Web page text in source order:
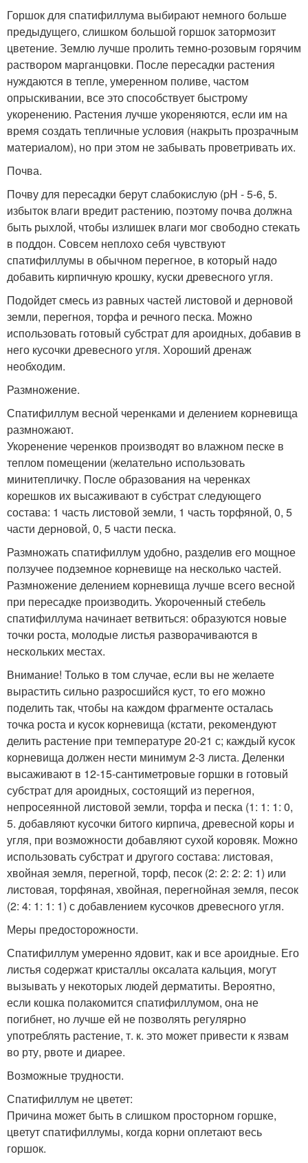
Горшок для спатифиллума выбирают немного больше
предыдущего, слишком большой горшок затормозит
цветение. Землю лучше пролить темно-розовым горячим
раствором марганцовки. После пересадки растения
нуждаются в тепле, умеренном поливе, частом
опрыскивании, все это способствует быстрому
укоренению. Растения лучше укореняются, если им на
время создать тепличные условия (накрыть прозрачным
материалом), но при этом не забывать проветривать их.
Почва.
Почву для пересадки берут слабокислую (pH - 5-6, 5.
избыток влаги вредит растению, поэтому почва должна
быть рыхлой, чтобы излишек влаги мог свободно стекать
в поддон. Совсем неплохо себя чувствуют
спатифиллумы в обычном перегное, в который надо
добавить кирпичную крошку, куски древесного угля.
Подойдет смесь из равных частей листовой и дерновой
земли, перегноя, торфа и речного песка. Можно
использовать готовый субстрат для ароидных, добавив в
него кусочки древесного угля. Хороший дренаж
необходим.
Размножение.
Спатифиллум весной черенками и делением корневища
размножают.
Укоренение черенков производят во влажном песке в
теплом помещении (желательно использовать
минитепличку. После образования на черенках
корешков их высаживают в субстрат следующего
состава: 1 часть листовой земли, 1 часть торфяной, 0, 5
части дерновой, 0, 5 части песка.
Размножать спатифиллум удобно, разделив его мощное
ползучее подземное корневище на несколько частей.
Размножение делением корневища лучше всего весной
при пересадке производить. Укороченный стебель
спатифиллума начинает ветвиться: образуются новые
точки роста, молодые листья разворачиваются в
нескольких местах.
Внимание! Только в том случае, если вы не желаете
вырастить сильно разросшийся куст, то его можно
поделить так, чтобы на каждом фрагменте осталась
точка роста и кусок корневища (кстати, рекомендуют
делить растение при температуре 20-21 с; каждый кусок
корневища должен нести минимум 2-3 листа. Деленки
высаживают в 12-15-сантиметровые горшки в готовый
субстрат для ароидных, состоящий из перегноя,
непросеянной листовой земли, торфа и песка (1: 1: 1: 0,
5. добавляют кусочки битого кирпича, древесной коры и
угля, при возможности добавляют сухой коровяк. Можно
использовать субстрат и другого состава: листовая,
хвойная земля, перегной, торф, песок (2: 2: 2: 2: 1) или
листовая, торфяная, хвойная, перегнойная земля, песок
(2: 4: 1: 1: 1) с добавлением кусочков древесного угля.
Меры предосторожности.
Спатифиллум умеренно ядовит, как и все ароидные. Его
листья содержат кристаллы оксалата кальция, могут
вызывать у некоторых людей дерматиты. Вероятно,
если кошка полакомится спатифиллумом, она не
погибнет, но лучше ей не позволять регулярно
употреблять растение, т. к. это может привести к язвам
во рту, рвоте и диарее.
Возможные трудности.
Спатифиллум не цветет:
Причина может быть в слишком просторном горшке,
цветут спатифиллумы, когда корни оплетают весь
горшок.